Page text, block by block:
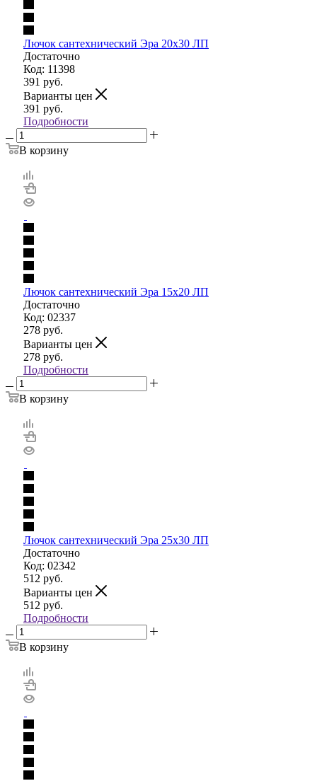
Лючок сантехнический Эра 20х30 ЛП
Достаточно
Код: 11398
391 руб.
Варианты цен
391 руб.
Подробности
В корзину
Лючок сантехнический Эра 15х20 ЛП
Достаточно
Код: 02337
278 руб.
Варианты цен
278 руб.
Подробности
В корзину
Лючок сантехнический Эра 25х30 ЛП
Достаточно
Код: 02342
512 руб.
Варианты цен
512 руб.
Подробности
В корзину